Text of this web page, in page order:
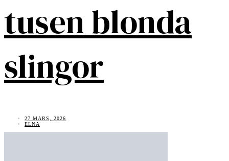
tusen blonda
slingor
27 MARS, 2026
ELNA